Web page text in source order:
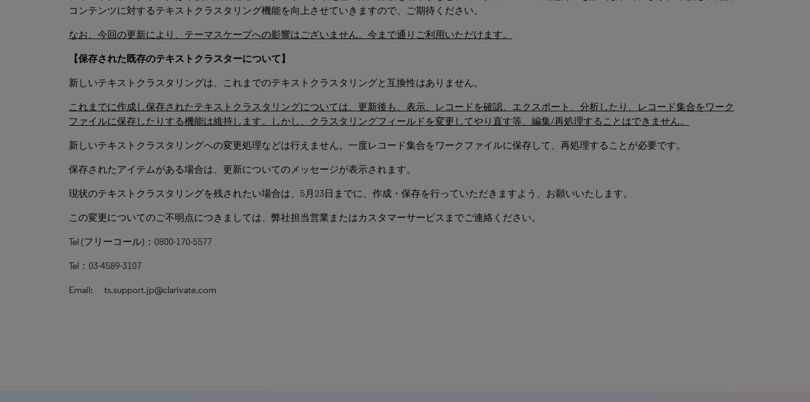
コンテンツに対するテキストクラスタリング機能を向上させていきますので、ご期待ください。
なお、今回の更新により、テーマスケープへの影響はございません。今まで通りご利用いただけます。
【保存された既存のテキストクラスターについて】
新しいテキストクラスタリングは、これまでのテキストクラスタリングと互換性はありません。
これまでに作成し保存されたテキストクラスタリングについては、更新後も、表示、レコードを確認、エクスポート、分析したり、レコード集合をワーク
ファイルに保存したりする機能は維持します。しかし、クラスタリングフィールドを変更してやり直す等、編集/再処理することはできません。
新しいテキストクラスタリングへの変更処理などは行えません。一度レコード集合をワークファイルに保存して、再処理することが必要です。
保存されたアイテムがある場合は、更新についてのメッセージが表示されます。
現状のテキストクラスタリングを残されたい場合は、5月23日までに、作成・保存を行っていただきますよう、お願いいたします。
この変更についてのご不明点につきましては、弊社担当営業またはカスタマーサービスまでご連絡ください。
Tel (フリーコール)：0800-170-5577
Tel：03-4589-3107
Email: ts.support.jp@clarivate.com